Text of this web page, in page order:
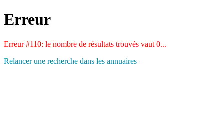
Erreur
Erreur #110: le nombre de résultats trouvés vaut 0...
Relancer une recherche dans les annuaires